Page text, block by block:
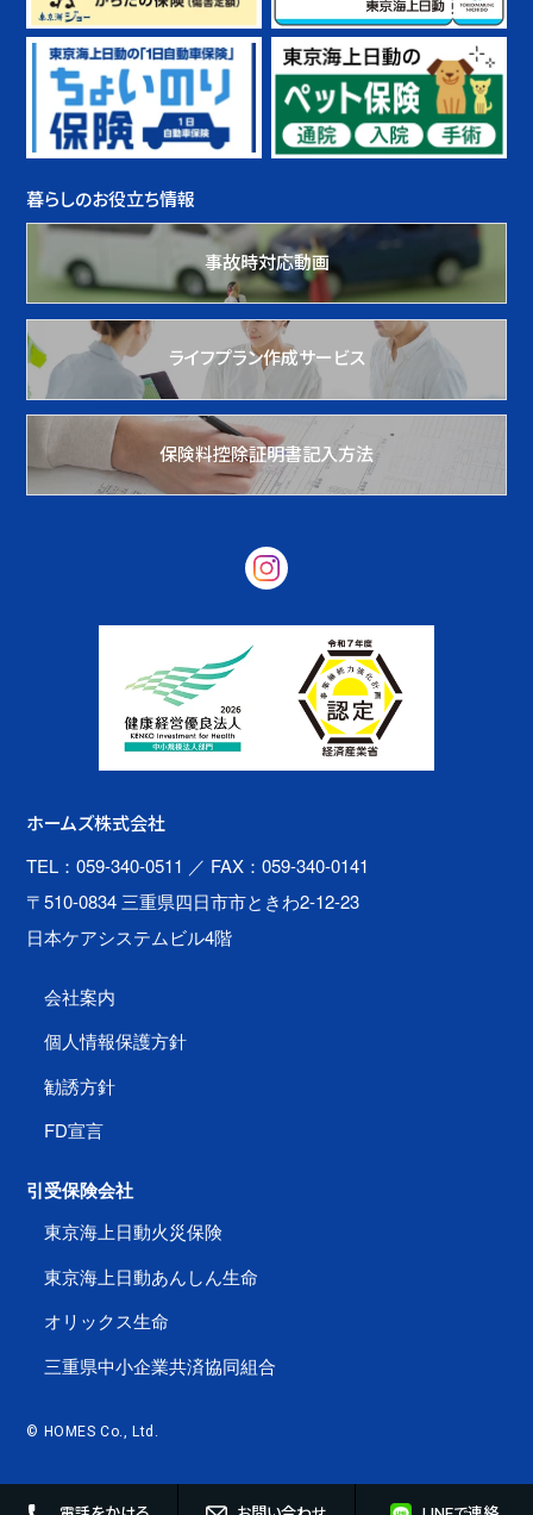
暮らしのお役立ち情報
事故時対応動画
ライフプラン作成サービス
保険料控除証明書記入方法
ホームズ株式会社
TEL：059-340-0511 ／ FAX：059-340-0141
〒510-0834 三重県四日市市ときわ2-12-23
日本ケアシステムビル4階
会社案内
個人情報保護方針
勧誘方針
FD宣言
引受保険会社
東京海上日動火災保険
東京海上日動あんしん生命
オリックス生命
三重県中小企業共済協同組合
© HOMES Co., Ltd.